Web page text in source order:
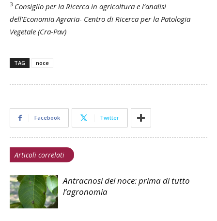
3 Consiglio per la Ricerca in agricoltura e l’analisi
dell’Economia Agraria- Centro di Ricerca per la Patologia
Vegetale (Cra-Pav)
TAG noce
Facebook Twitter
Articoli correlati
Antracnosi del noce: prima di tutto
l’agronomia